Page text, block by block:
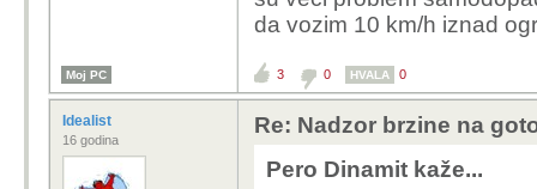
autima, majmune
prestižu preko
Svi znaju gdje su
isto voziti. Svrha
popraviti vozni
da vozim 10 km/h iznad
Moj PC 3 0 HVALA 0
Idealist
16 godina
Re: Nadzor brzine na
Pero Dinamit kaže...